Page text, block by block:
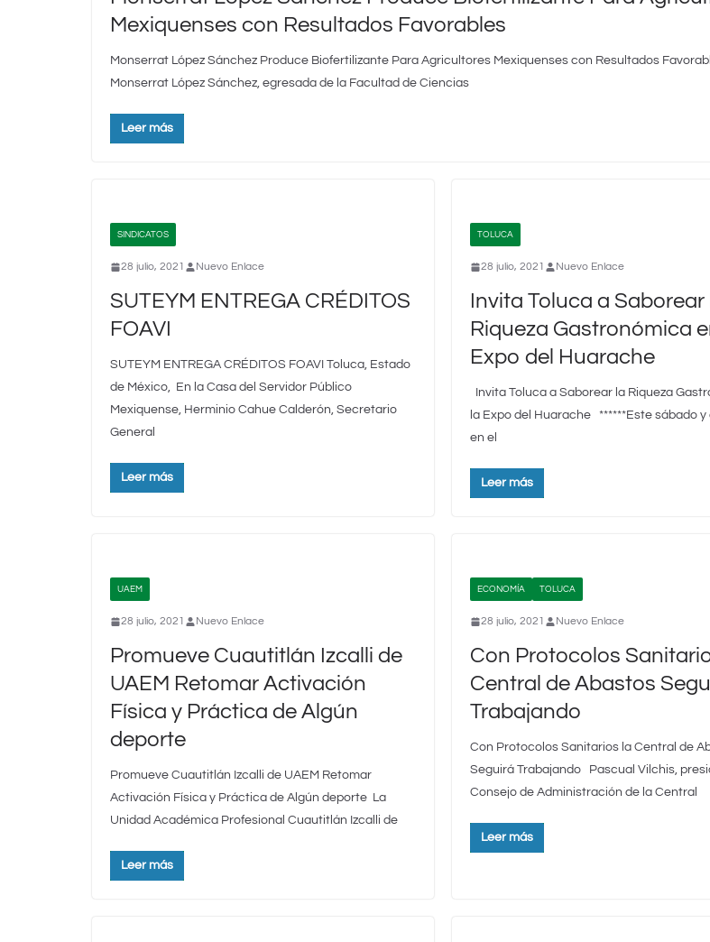
Mexiquenses con Resultados Favorables
Monserrat López Sánchez Produce Biofertilizante Para Agricultores Mexiquenses con Resultados
Monserrat López Sánchez, egresada de la Facultad de Ciencias
Leer más
SINDICATOS
28 julio, 2021 Nuevo Enlace
SUTEYM ENTREGA CRÉDITOS
FOAVI
SUTEYM ENTREGA CRÉDITOS FOAVI Toluca, Estado
de México, En la Casa del Servidor Público
Mexiquense, Herminio Cahue Calderón, Secretario
General
Leer más
TOLUCA
28 julio, 2021 Nuevo Enlace
Invita Toluca a Saborear
Riqueza Gastronómica
Expo del Huarache
Invita Toluca a Saborear la Riqueza
la Expo del Huarache ******Este sábado y
en el
Leer más
UAEM
28 julio, 2021 Nuevo Enlace
Promueve Cuautitlán Izcalli de
UAEM Retomar Activación
Física y Práctica de Algún
deporte
Promueve Cuautitlán Izcalli de UAEM Retomar
Activación Física y Práctica de Algún deporte La
Unidad Académica Profesional Cuautitlán Izcalli de
Leer más
ECONOMÍA TOLUCA
28 julio, 2021 Nuevo Enlace
Con Protocolos
Central de Abastos
Trabajando
Con Protocolos Sanitarios la Central de
Seguirá Trabajando Pascual Vilchis,
Consejo de Administración de la Central
Leer más